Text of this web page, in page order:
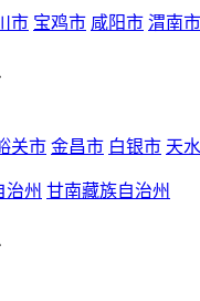
市 宝鸡市 咸阳市 渭南市
关市 金昌市 白银市 天
治州 甘南藏族自治州